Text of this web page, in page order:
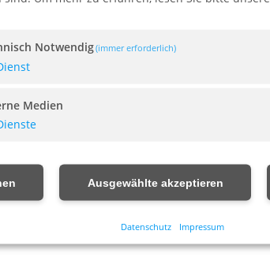
Notwendig(immer erforderlich)
Medien
Ausgewählte akzeptieren
Datenschutz Impressum